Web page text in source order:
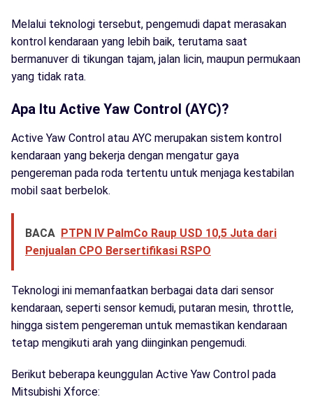
Melalui teknologi tersebut, pengemudi dapat merasakan
kontrol kendaraan yang lebih baik, terutama saat
bermanuver di tikungan tajam, jalan licin, maupun permukaan
yang tidak rata.
Apa Itu Active Yaw Control (AYC)?
Active Yaw Control atau AYC merupakan sistem kontrol
kendaraan yang bekerja dengan mengatur gaya
pengereman pada roda tertentu untuk menjaga kestabilan
mobil saat berbelok.
BACA PTPN IV PalmCo Raup USD 10,5 Juta dari
Penjualan CPO Bersertifikasi RSPO
Teknologi ini memanfaatkan berbagai data dari sensor
kendaraan, seperti sensor kemudi, putaran mesin, throttle,
hingga sistem pengereman untuk memastikan kendaraan
tetap mengikuti arah yang diinginkan pengemudi.
Berikut beberapa keunggulan Active Yaw Control pada
Mitsubishi Xforce: